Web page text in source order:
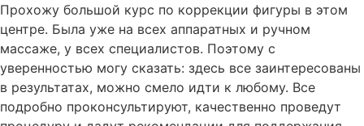
Прохожу большой курс по коррекции фигуры в этом
центре. Была уже на всех аппаратных и ручном
массаже, у всех специалистов. Поэтому с
уверенностью могу сказать: здесь все заинтересованы
в результатах, можно смело идти к любому. Все
подробно проконсультируют, качественно проведут